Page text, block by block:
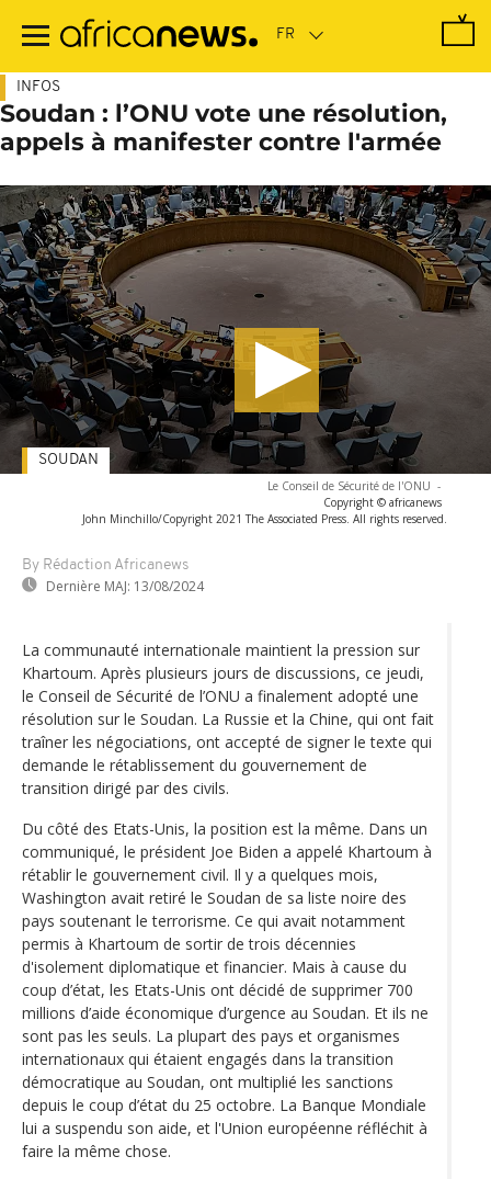
contenu
INFOS
Soudan : l’ONU vote une résolution,
appels à manifester contre l'armée
Le Conseil de Sécurité de l'ONU -
Copyright © africanews
John Minchillo/Copyright 2021 The Associated Press. All rights reserved.
By Rédaction Africanews
Dernière MAJ: 13/08/2024
SOUDAN
La communauté internationale maintient la pression sur
Khartoum. Après plusieurs jours de discussions, ce jeudi,
le Conseil de Sécurité de l’ONU a finalement adopté une
résolution sur le Soudan. La Russie et la Chine, qui ont fait
traîner les négociations, ont accepté de signer le texte qui
demande le rétablissement du gouvernement de
transition dirigé par des civils.
Du côté des Etats-Unis, la position est la même. Dans un
communiqué, le président Joe Biden a appelé Khartoum à
rétablir le gouvernement civil. Il y a quelques mois,
Washington avait retiré le Soudan de sa liste noire des
pays soutenant le terrorisme. Ce qui avait notamment
permis à Khartoum de sortir de trois décennies
d'isolement diplomatique et financier. Mais à cause du
coup d’état, les Etats-Unis ont décidé de supprimer 700
millions d’aide économique d’urgence au Soudan. Et ils ne
sont pas les seuls. La plupart des pays et organismes
internationaux qui étaient engagés dans la transition
démocratique au Soudan, ont multiplié les sanctions
depuis le coup d’état du 25 octobre. La Banque Mondiale
lui a suspendu son aide, et l'Union européenne réfléchit à
faire la même chose.